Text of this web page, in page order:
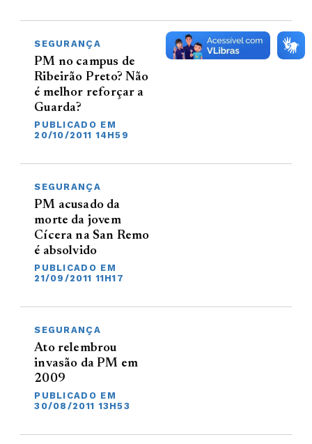
SEGURANÇA
PM no campus de
Ribeirão Preto? Não
é melhor reforçar a
Guarda?
PUBLICADO EM
20/10/2011 14H59
SEGURANÇA
PM acusado da
morte da jovem
Cícera na San Remo
é absolvido
PUBLICADO EM
21/09/2011 11H17
SEGURANÇA
Ato relembrou
invasão da PM em
2009
PUBLICADO EM
30/08/2011 13H53